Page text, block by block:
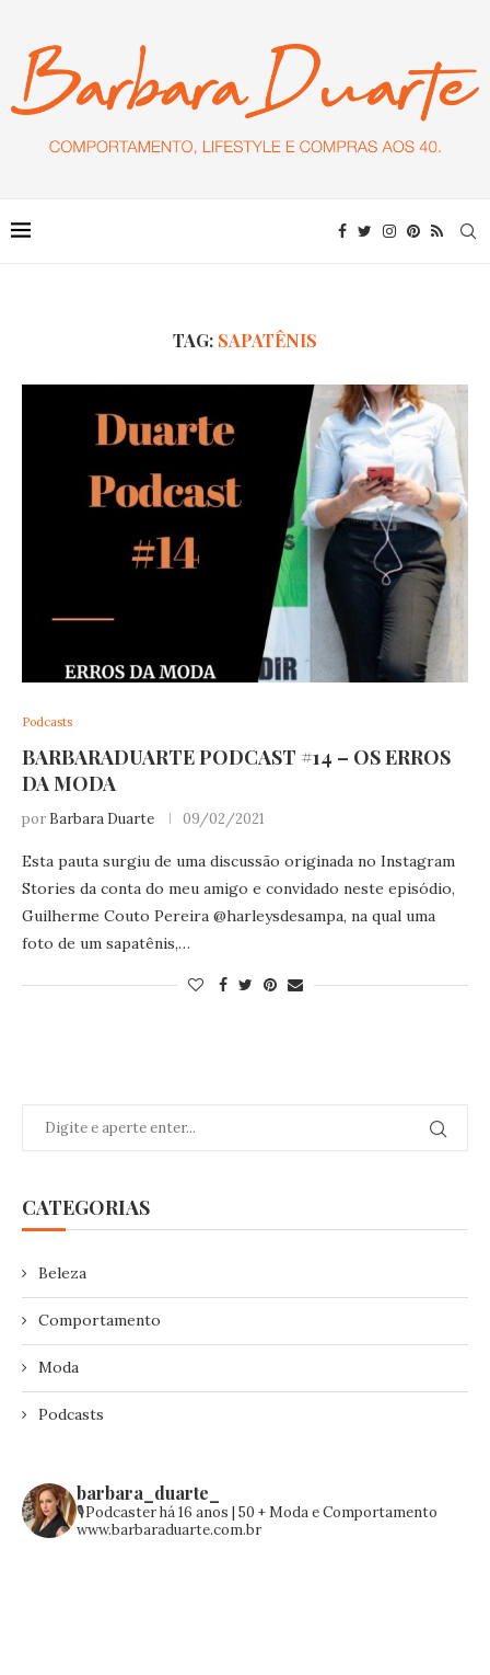
TAG: SAPATÊNIS
Podcasts
BARBARADUARTE PODCAST #14 – OS ERROS
DA MODA
por Barbara Duarte 09/02/2021
Esta pauta surgiu de uma discussão originada no Instagram
Stories da conta do meu amigo e convidado neste episódio,
Guilherme Couto Pereira @harleysdesampa, na qual uma
foto de um sapatênis,…
CATEGORIAS
Beleza
Comportamento
Moda
Podcasts
barbara_duarte_
🎙️Podcaster há 16 anos | 50 +Moda e Comportamento
www.barbaraduarte.com.br